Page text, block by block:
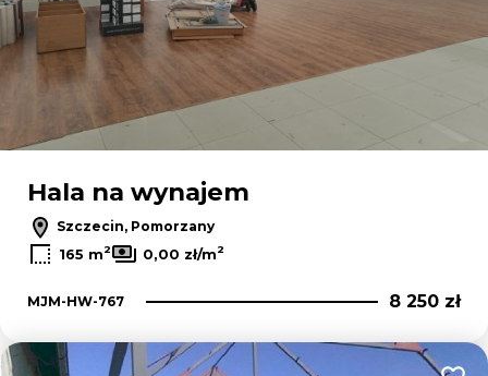
Hala na wynajem
Szczecin, Pomorzany
165 m2 0,00 zł/m2
MJM-HW-767 8 250 zł